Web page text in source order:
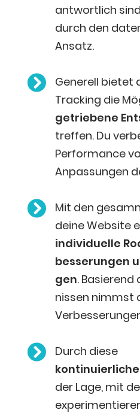
ant­wort­lich
durch den
Ansatz.

Gene­rell bie­tet
Track­ing die
ge­trie­be­ne
tref­fen. Du
Per­for­mance
Anpas­sun­gen

Mit den
dei­ne Web­site
indi­vi­du­el­le
bes­se­run­gen
gen.
nis­sen nimmst

Durch die­se
der Lage, mit